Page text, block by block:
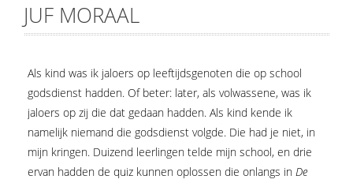
JUF MORAAL
Als kind was ik jaloers op leeftijdsgenoten die op school
godsdienst hadden. Of beter: later, als volwassene, was ik
jaloers op zij die dat gedaan hadden. Als kind kende ik
namelijk niemand die godsdienst volgde. Die had je niet, in
mijn kringen. Duizend leerlingen telde mijn school, en drie
ervan hadden de quiz kunnen oplossen die onlangs in De